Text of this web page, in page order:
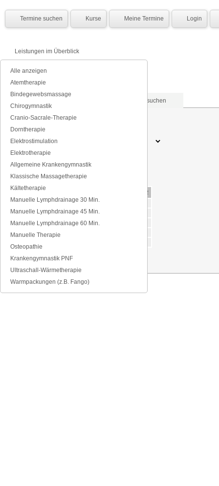
Termine suchen Kurse Meine Termine Login
Leistungen im Überblick
Alle anzeigen
Atemtherapie
Bindegewebsmassage
Chirogymnastik
Cranio-Sacrale-Therapie
Dorntherapie
Elektrostimulation
Elektrotherapie
Allgemeine Krankengymnastik
Klassische Massagetherapie
Kältetherapie
Manuelle Lymphdrainage 30 Min.
Manuelle Lymphdrainage 45 Min.
Manuelle Lymphdrainage 60 Min.
Manuelle Therapie
Osteopathie
Krankengymnastik PNF
Ultraschall-Wärmetherapie
Warmpackungen (z.B. Fango)
Chirogymnastik
Nach Tagen suchen
Tageszeit
FR
morgens
8-10 Uhr
vormittags
10-12 Uhr
mittags
12-14 Uhr
nachmittags 14-17 Uhr